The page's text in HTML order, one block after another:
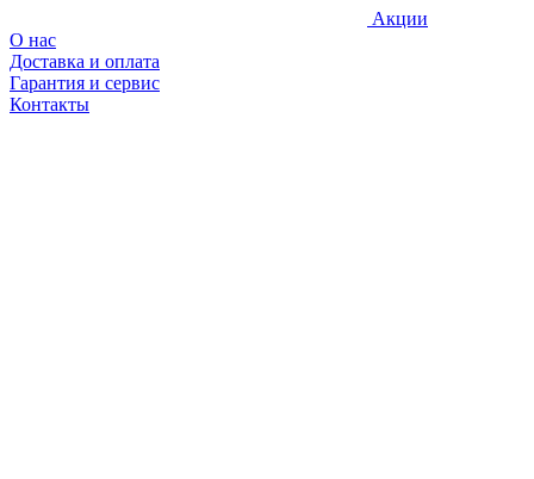
Акции
О нас
Доставка и оплата
Гарантия и сервис
Контакты